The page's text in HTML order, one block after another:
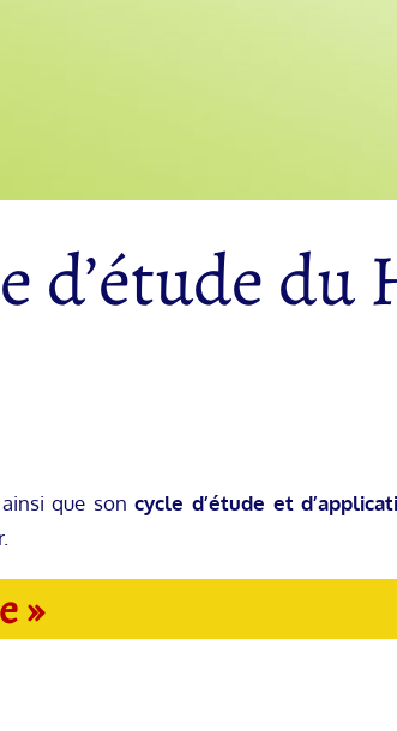
d’étude
ainsi que son cycle d’étude et
»